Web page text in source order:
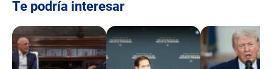
Te podría interesar